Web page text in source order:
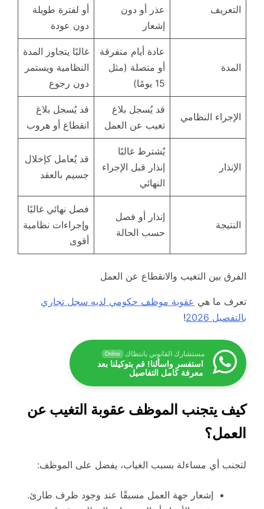
التعريف
عذر أو دون
إشعار
أو لفترة طويلة
دون عودة
المدة
عادة أيام متفرقة
أو متصلة (مثل
15 يومًا)
غالبًا يتجاوز المدة
النظامية ويستمر
دون رجوع
الإجراء النظامي
قد يُسجل بلاغ
تغيب عن العمل
قد يُسجل بلاغ
انقطاع أو هروب
الإنذار
يُشترط غالبًا
إنذار قبل الإجراء
النهائي
قد يُعامل كإخلال
جسيم بالعقد
النتيجة
إنذار أو فصل
حسب الحالة
فصل نهائي غالبًا
وإجراءات نظامية
أقوى
الفرق بين التغيب والانقطاع عن العمل
تعرف ما هي عقوبة موظف حكومي لديه سجل تجاري
بالتفصيل 2026
!
مستشارك القانوني بانتظاك Online
استفسر واسألنا! قم بتوكيلنا بعد
معرفة كامل التفاصيل
كيف يتجنب الموظف عقوبة التغيب عن
العمل؟
لتجنب أي مساءلة بسبب الغياب، يفضل على الموظف:
إشعار جهة العمل مسبقًا عند وجود ظرف طارئ.